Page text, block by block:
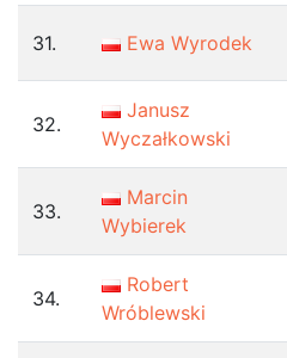
31. Ewa Wyrodek
32.
Janusz
Wyczałkowski
33.
Marcin
Wybierek
34.
Robert
Wróblewski